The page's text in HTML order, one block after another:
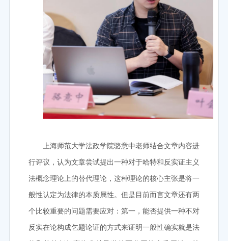
上海师范大学法政学院骆意中老师结合文章内容进
行评议，认为文章尝试提出一种对于哈特和反实证主义
法概念理论上的替代理论，这种理论的核心主张是将一
般性认定为法律的本质属性。但是目前而言文章还有两
个比较重要的问题需要应对：第一，能否提供一种不对
反实在论构成乞题论证的方式来证明一般性确实就是法